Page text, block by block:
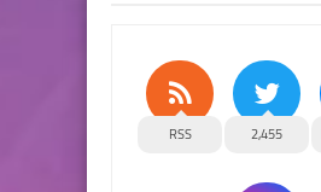
2,455
RSS